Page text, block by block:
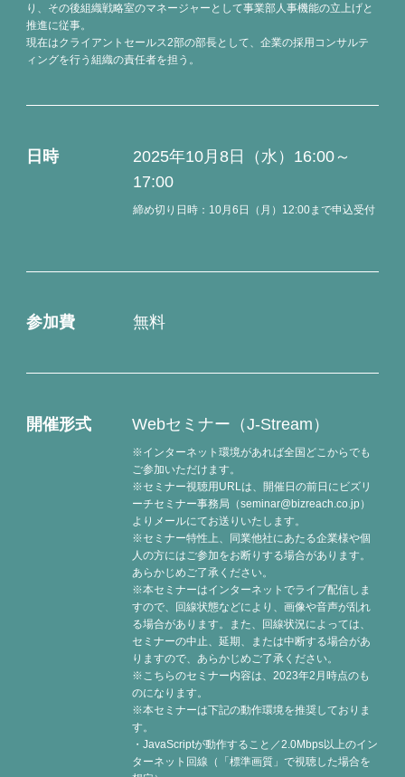
り、その後組織戦略室のマネージャーとして事業部人事機能の立上げと
推進に従事。
現在はクライアントセールス2部の部長として、企業の採用コンサルテ
ィングを行う組織の責任者を担う。
日時
2025年10月8日（水）16:00～
17:00
締め切り日時：10月6日（月）12:00まで申込受付
参加費 無料
開催形式 Webセミナー（J-Stream）
※インターネット環境があれば全国どこからでも
ご参加いただけます。
※セミナー視聴用URLは、開催日の前日にビズリ
ーチセミナー事務局（seminar@bizreach.co.jp）
よりメールにてお送りいたします。
※セミナー特性上、同業他社にあたる企業様や個
人の方にはご参加をお断りする場合があります。
あらかじめご了承ください。
※本セミナーはインターネットでライブ配信しま
すので、回線状態などにより、画像や音声が乱れ
る場合があります。また、回線状況によっては、
セミナーの中止、延期、または中断する場合があ
りますので、あらかじめご了承ください。
※こちらのセミナー内容は、2023年2月時点のも
のになります。
※本セミナーは下記の動作環境を推奨しておりま
す。
・JavaScriptが動作すること／2.0Mbps以上のイン
ターネット回線（「標準画質」で視聴した場合を